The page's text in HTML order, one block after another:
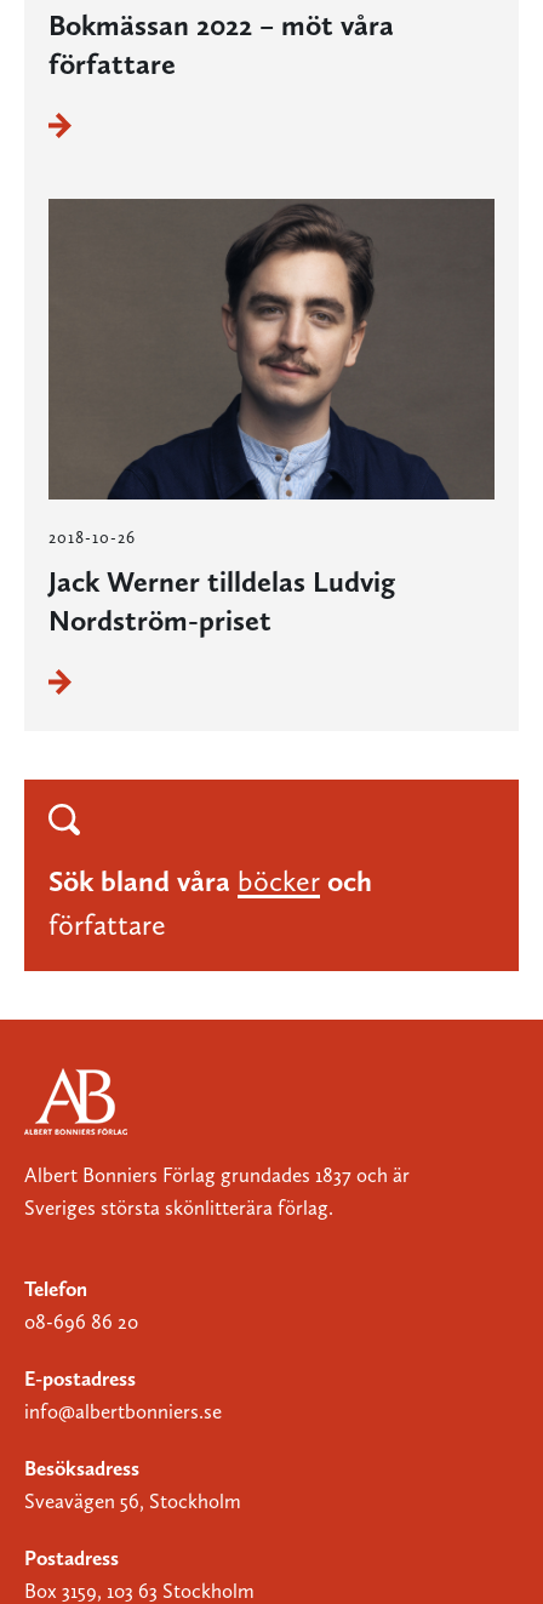
Bokmässan 2022 – möt våra
författare
2018-10-26
Jack Werner tilldelas Ludvig
Nordström-priset
Sök bland våra böcker och
författare
Albert Bonniers Förlag grundades 1837 och är
Sveriges största skönlitterära förlag.
Telefon
08-696 86 20
E-postadress
info@albertbonniers.se
Besöksadress
Sveavägen 56, Stockholm
Postadress
Box 3159, 103 63 Stockholm